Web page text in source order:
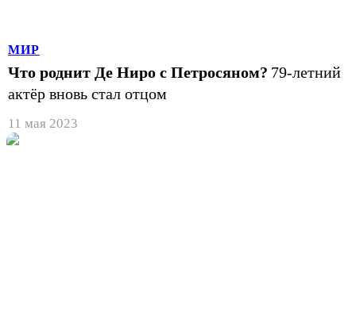
МИР
Что роднит Де Ниро с Петросяном? 79-летний
актёр вновь стал отцом
11 мая 2023